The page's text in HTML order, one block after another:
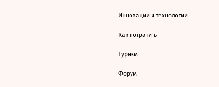
Инновации и технологии
Как потратить
Туризм
Форум